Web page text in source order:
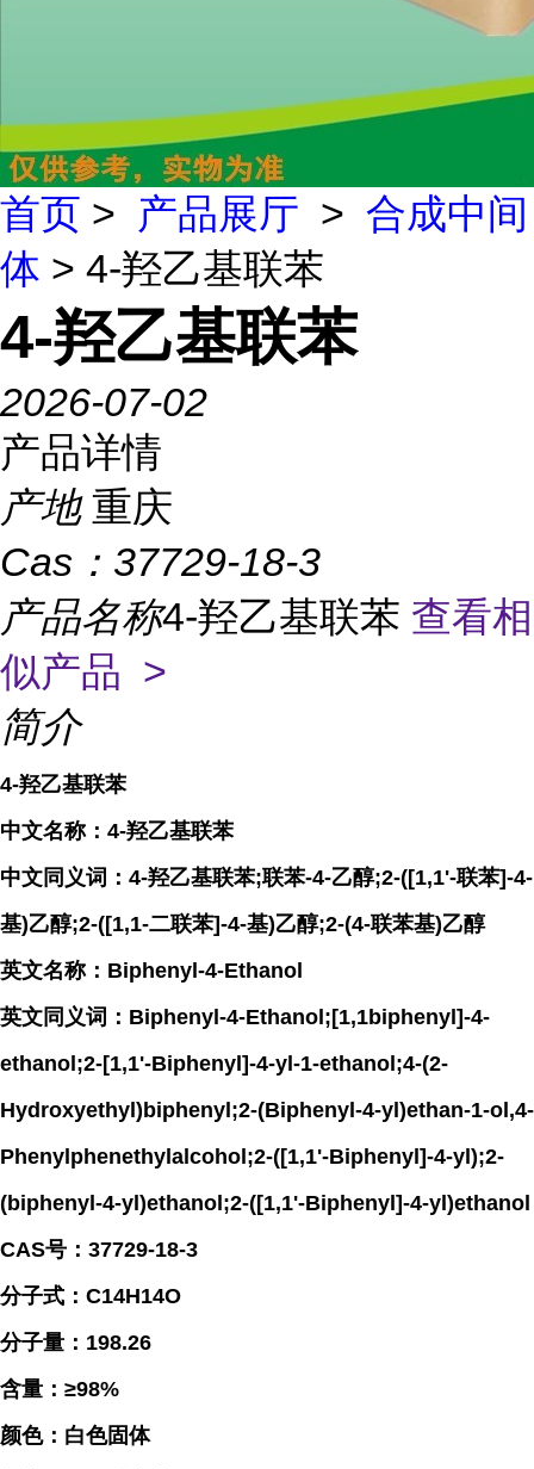
首页 > 产品展厅 > 合成中间
体 > 4-羟乙基联苯
4-羟乙基联苯
2026-07-02
产品详情
产地 重庆
Cas： 37729-18-3
产品名称4-羟乙基联苯 查看相
似产品 >
简介
4-羟乙基联苯
中文名称：4-羟乙基联苯
中文同义词：4-羟乙基联苯;联苯-4-乙醇;2-([1,1'-联苯]-4-
基)乙醇;2-([1,1-二联苯]-4-基)乙醇;2-(4-联苯基)乙醇
英文名称：Biphenyl-4-Ethanol
英文同义词：Biphenyl-4-Ethanol;[1,1biphenyl]-4-
ethanol;2-[1,1'-Biphenyl]-4-yl-1-ethanol;4-(2-
Hydroxyethyl)biphenyl;2-(Biphenyl-4-yl)ethan-1-ol,4-
Phenylphenethylalcohol;2-([1,1'-Biphenyl]-4-yl);2-
(biphenyl-4-yl)ethanol;2-([1,1'-Biphenyl]-4-yl)ethanol
CAS号：37729-18-3
分子式：C14H14O
分子量：198.26
含量：≥98%
颜色：白色固体